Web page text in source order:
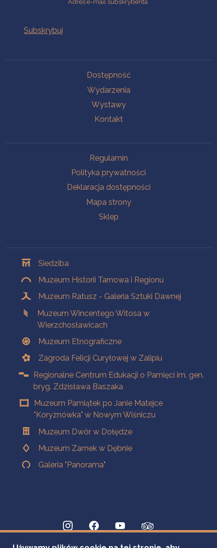
Dostępność
Wydarzenia
Wystawy
Kontakt
Regulamin
Polityka prywatności
Deklaracja dostępności
Mapa strony
Sklep
Siedziba
Muzeum Historii Tarnowa i Regionu
Muzeum Ratusz - Galeria Sztuki Dawnej
Muzeum Wincentego Witosa w
Wierzchosławicach
Muzeum Etnograficzne
Zagroda Felicji Curyłowej w Zalipiu
Regionalne Centrum Edukacji o Pamięci im. gen.
bryg. Zdzisława Baszaka
Muzeum Pamiątek po Janie Matejce
"Koryznówka" w Nowym Wiśniczu
Muzeum Dwór w Dołędze
Muzeum Zamek w Dębnie
Galeria "Panorama"